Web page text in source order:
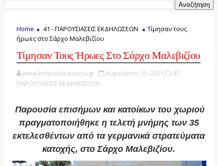
Home 41 - ΠΑΡΟΥΣΙΑΣΕΙΣ ΕΚΔΗΛΩΣΕΩΝ
Τίμησαν τους
ήρωες στο Σάρχο Μαλεβιζίου
Τίμησαν Τους Ήρωες Στο Σάρχο Μαλεβιζίου
www.kritipoliskaixoria.gr Αυγούστου 15, 2021
41 -
ΠΑΡΟΥΣΙΑΣΕΙΣ ΕΚΔΗΛΩΣΕΩΝ,
Παρουσία επισήμων και κατοίκων του χωριού
πραγματοποιήθηκε η τελετή μνήμης των 35
εκτελεσθέντων από τα γερμανικά στρατεύματα
κατοχής, στο Σάρχο Μαλεβιζίου.